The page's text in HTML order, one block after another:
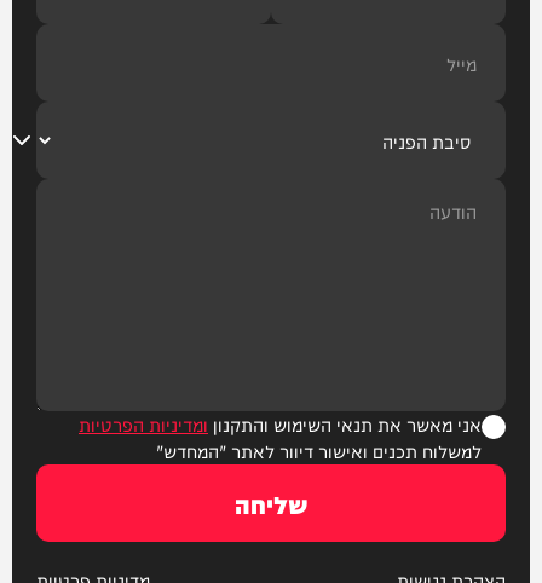
אני מאשר את תנאי השימוש והתקנון ומדיניות הפרטיות
למשלוח תכנים ואישור דיוור לאתר "המחדש"
שליחה